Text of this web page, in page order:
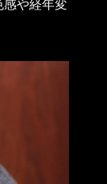
感や経年変